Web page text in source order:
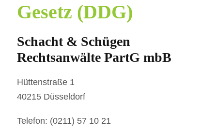
Gesetz (DDG)
Schacht & Schügen
Rechtsanwälte PartG mbB
Hüttenstraße 1
40215 Düsseldorf
Telefon: (0211) 57 10 21